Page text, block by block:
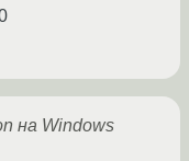
на Windows